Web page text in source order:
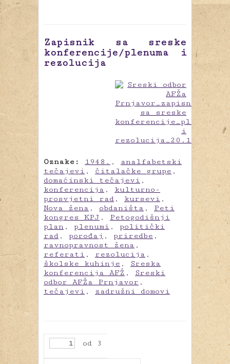
Zapisnik sa sreske
konferencije/plenuma i
rezolucija
Oznake: 1948. ,
analfabetski
tečajevi , čitalačke grupe ,
domaćinski tečajevi ,
konferencija , kulturno-
prosvjetni rad , kursevi ,
Nova žena , obdaništa , Peti
kongres KPJ , Petogodišnji
plan , plenumi , politički
rad , porođaj , priredbe ,
ravnopravnost žena ,
referati , rezolucija ,
školske kuhinje ,
Sreska
konferencija AFŽ ,
Sreski
odbor AFŽa Prnjavor ,
tečajevi , zadružni domovi
od 3